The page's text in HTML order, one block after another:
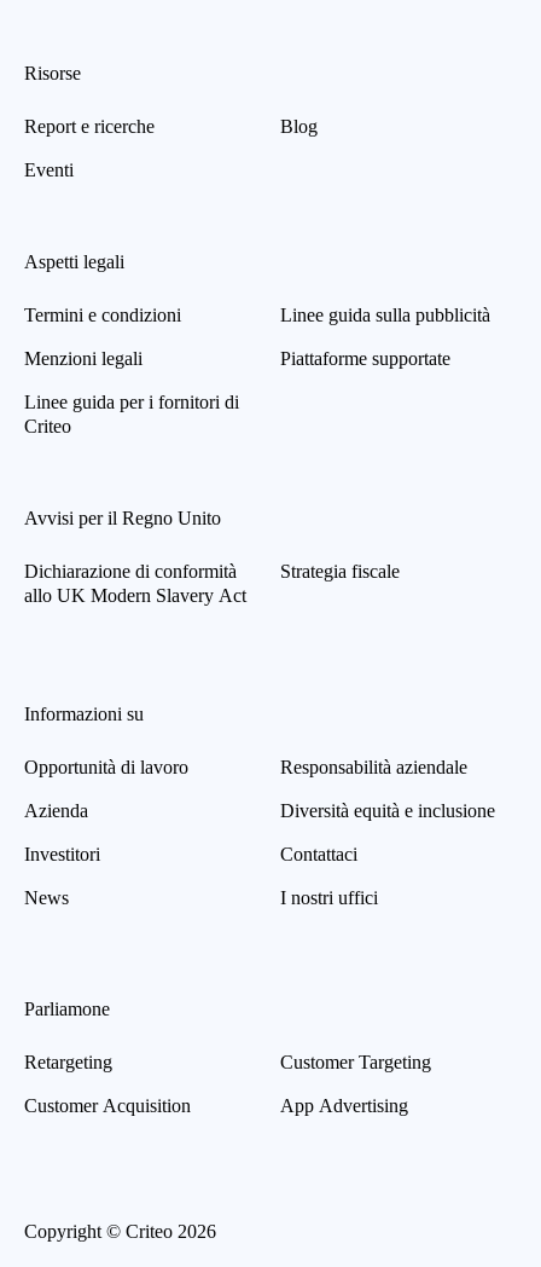
Risorse
Report e ricerche
Eventi
Blog
Aspetti legali
Termini e condizioni
Menzioni legali
Linee guida per i fornitori di
Criteo
Linee guida sulla pubblicità
Piattaforme supportate
Avvisi per il Regno Unito
Dichiarazione di conformità
allo UK Modern Slavery Act
Strategia fiscale
Informazioni su
Opportunità di lavoro
Azienda
Investitori
News
Responsabilità aziendale
Diversità equità e inclusione
Contattaci
I nostri uffici
Parliamone
Retargeting
Customer Acquisition
Customer Targeting
App Advertising
Copyright © Criteo 2026